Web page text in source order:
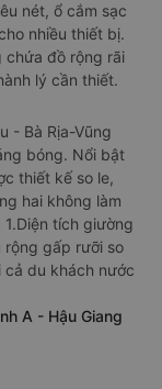
nét, ổ cắm sạc
nhiều thiết bị.
chứa đồ rộng rãi
lý cần thiết.
- Bà Rịa-Vũng
bóng. Nổi bật
thiết kế so le,
hai không làm
tích giường
rộng gấp rưỡi so
du khách nước
A - Hậu Giang